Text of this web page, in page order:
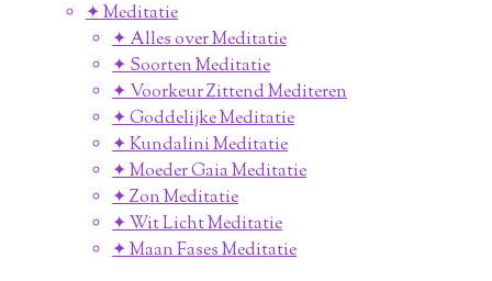
✦ Meditatie
✦ Alles over Meditatie
✦ Soorten Meditatie
✦ Voorkeur Zittend Mediteren
✦ Goddelijke Meditatie
✦ Kundalini Meditatie
✦ Moeder Gaia Meditatie
✦ Zon Meditatie
✦ Wit Licht Meditatie
✦ Maan Fases Meditatie